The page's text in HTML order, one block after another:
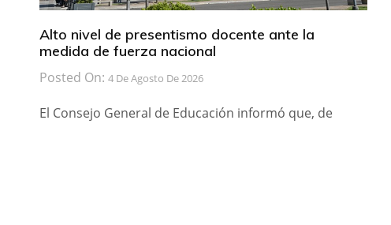
Alto nivel de presentismo docente ante la
medida de fuerza nacional
Posted On: 4 De Agosto De 2026
El Consejo General de Educación informó que, de